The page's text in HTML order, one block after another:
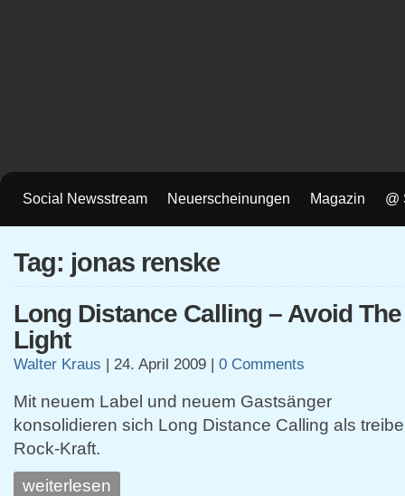
Social Newsstream Neuerscheinungen Magazin @
Tag: jonas renske
Long Distance Calling – Avoid The
Light
Walter Kraus | 24. April 2009 | 0 Comments
Mit neuem Label und neuem Gastsänger
konsolidieren sich Long Distance Calling als
Rock-Kraft.
weiterlesen